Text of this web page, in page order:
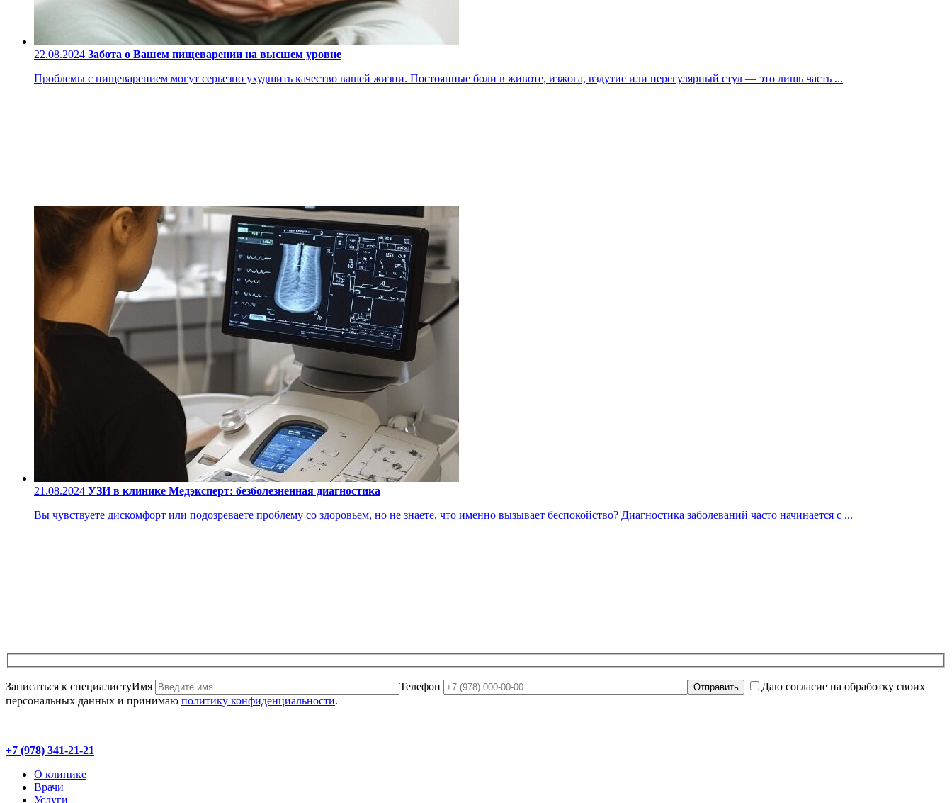
22.08.2024 Забота о Вашем пищеварении на высшем уровне
Проблемы с пищеварением могут серьезно ухудшить качество вашей жизни. Постоянные боли в животе, изжога, вздутие или нерегулярный стул — это лишь часть ...
21.08.2024 УЗИ в клинике Медэксперт: безболезненная диагностика
Вы чувствуете дискомфорт или подозреваете проблему со здоровьем, но не знаете, что именно вызывает беспокойство? Диагностика заболеваний часто начинается с ...
Записаться к специалистуИмя Телефон
Даю согласие на обработку своих
персональных данных и принимаю политику конфиденциальности.
+7 (978) 341-21-21
О клинике
Врачи
Услуги